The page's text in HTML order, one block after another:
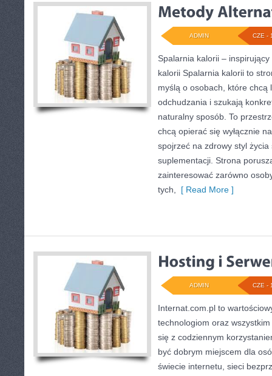
CZE -
ADMIN
Spalarnia kalorii –
kalorii Spalarnia kalorii to
myślą o osobach, które chcą
odchudzania i szukają
naturalny sposób. To
chcą opierać się wyłącznie
spojrzeć na zdrowy styl
suplementacji. Strona
zainteresować zarówno
tych,
[ Read More ]
CZE -
ADMIN
Internat.com.pl to
technologiom oraz
się z codziennym
być dobrym miejscem dla
świecie internetu, sieci